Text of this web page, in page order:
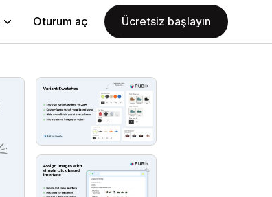
Oturum aç Ücretsiz başlayın